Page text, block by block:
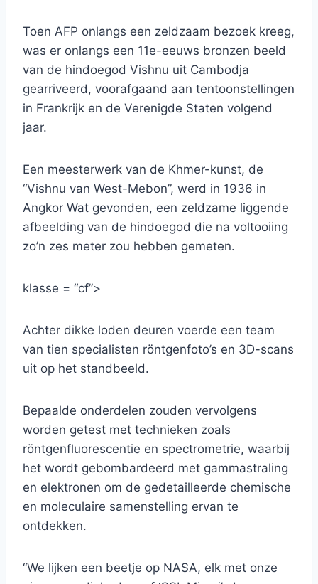
Toen AFP onlangs een zeldzaam bezoek kreeg,
was er onlangs een 11e-eeuws bronzen beeld
van de hindoegod Vishnu uit Cambodja
gearriveerd, voorafgaand aan tentoonstellingen
in Frankrijk en de Verenigde Staten volgend
jaar.
Een meesterwerk van de Khmer-kunst, de
“Vishnu van West-Mebon”, werd in 1936 in
Angkor Wat gevonden, een zeldzame liggende
afbeelding van de hindoegod die na voltooiing
zo’n zes meter zou hebben gemeten.
klasse = “cf”>
Achter dikke loden deuren voerde een team
van tien specialisten röntgenfoto’s en 3D-scans
uit op het standbeeld.
Bepaalde onderdelen zouden vervolgens
worden getest met technieken zoals
röntgenfluorescentie en spectrometrie, waarbij
het wordt gebombardeerd met gammastraling
en elektronen om de gedetailleerde chemische
en moleculaire samenstelling ervan te
ontdekken.
“We lijken een beetje op NASA, elk met onze